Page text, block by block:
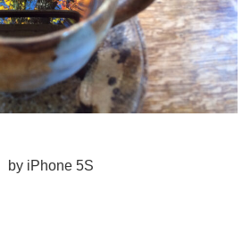
by iPhone 5S